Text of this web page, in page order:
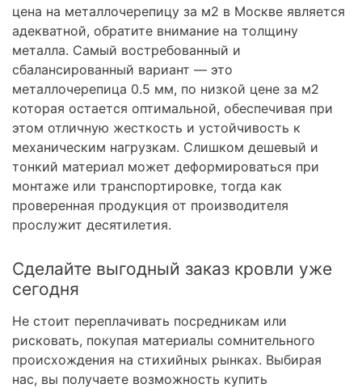
цена на металлочерепицу за м2 в Москве является
адекватной, обратите внимание на толщину
металла. Самый востребованный и
сбалансированный вариант — это
металлочерепица 0.5 мм, по низкой цене за м2
которая остается оптимальной, обеспечивая при
этом отличную жесткость и устойчивость к
механическим нагрузкам. Слишком дешевый и
тонкий материал может деформироваться при
монтаже или транспортировке, тогда как
проверенная продукция от производителя
прослужит десятилетия.
Сделайте выгодный заказ кровли уже
сегодня
Не стоит переплачивать посредникам или
рисковать, покупая материалы сомнительного
происхождения на стихийных рынках. Выбирая
нас, вы получаете возможность купить